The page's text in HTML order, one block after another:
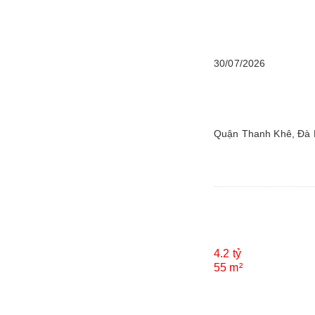
30/07/2026
Quận Thanh Khê, Đà
4.2 tỷ
55 m²